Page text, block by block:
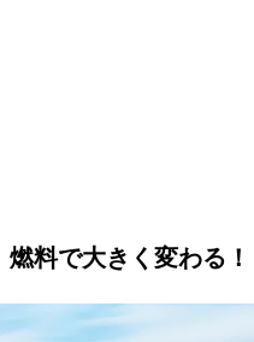
燃料で大きく変わる！